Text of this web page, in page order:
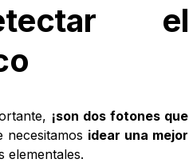
el
¡son dos fotones que
idear una mejor
elementales.